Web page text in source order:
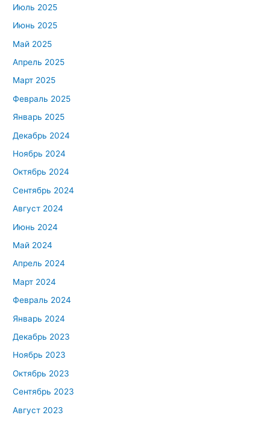
Июль 2025
Июнь 2025
Май 2025
Апрель 2025
Март 2025
Февраль 2025
Январь 2025
Декабрь 2024
Ноябрь 2024
Октябрь 2024
Сентябрь 2024
Август 2024
Июнь 2024
Май 2024
Апрель 2024
Март 2024
Февраль 2024
Январь 2024
Декабрь 2023
Ноябрь 2023
Октябрь 2023
Сентябрь 2023
Август 2023